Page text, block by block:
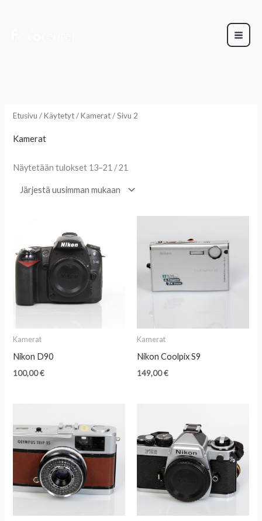
Etusivu /Käytetyt/Kamerat/ Sivu 2
Kamerat
Näytetään tulokset 13–21 / 21
Kamerat
Nikon D90
100,00€
Kamerat
Nikon Coolpix S9
149,00€